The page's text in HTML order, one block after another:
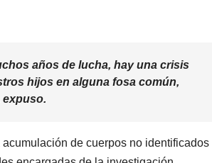
años de lucha, hay una crisis
hijos en alguna fosa común,
expuso.
de cuerpos no identificados